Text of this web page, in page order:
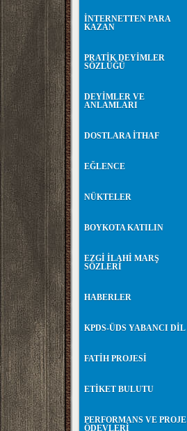
İNTERNETTEN PARA
KAZAN
PRATİK DEYİMLER
SÖZLÜĞÜ
DEYİMLER VE
ANLAMLARI
DOSTLARA İTHAF
EĞLENCE
NÜKTELER
BOYKOTA KATILIN
EZGİ İLAHİ MARŞ
SÖZLERİ
HABERLER
KPDS-ÜDS YABANCI DİL
FATİH PROJESİ
ETİKET BULUTU
PERFORMANS VE PROJE
ÖDEVLERİ